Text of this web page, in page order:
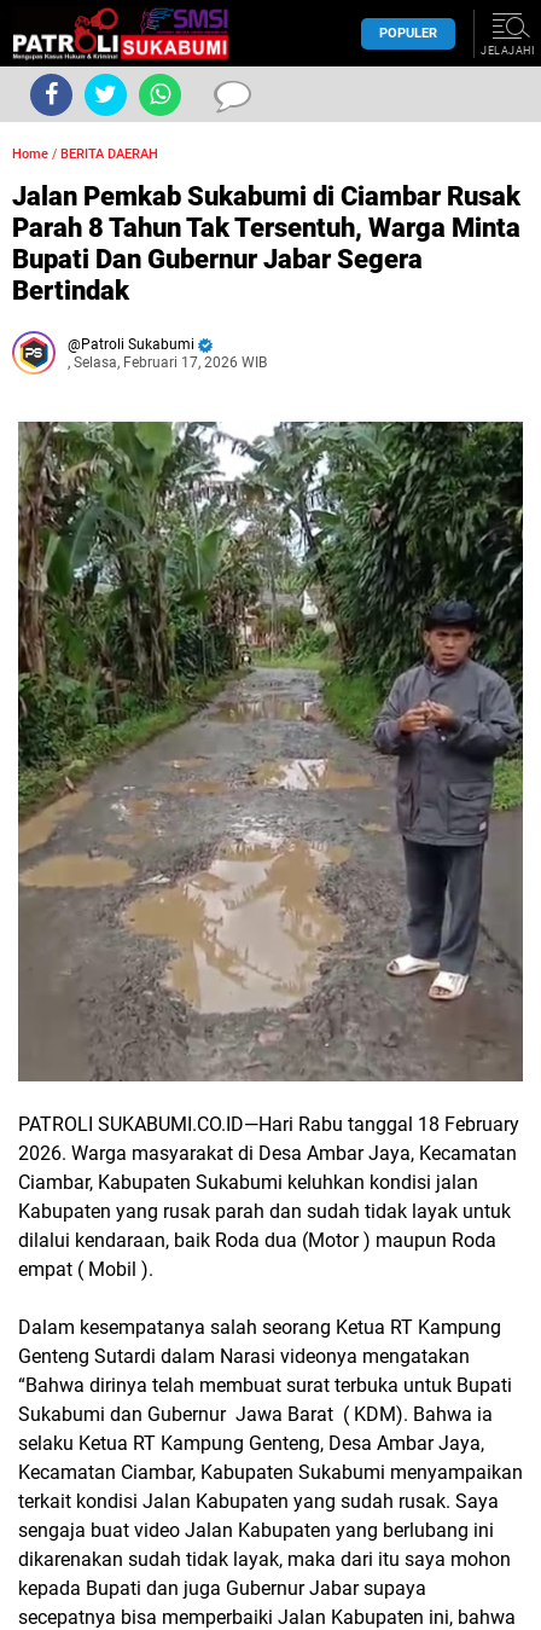
POPULER
JELAJAHI
Home / BERITA DAERAH
Jalan Pemkab Sukabumi di Ciambar Rusak
Parah 8 Tahun Tak Tersentuh, Warga Minta
Bupati Dan Gubernur Jabar Segera
Bertindak
Patroli Sukabumi
, Selasa, Februari 17, 2026 WIB
PATROLI SUKABUMI.CO.ID—Hari Rabu tanggal 18 February
2026. Warga masyarakat di Desa Ambar Jaya, Kecamatan
Ciambar, Kabupaten Sukabumi keluhkan kondisi jalan
Kabupaten yang rusak parah dan sudah tidak layak untuk
dilalui kendaraan, baik Roda dua (Motor ) maupun Roda
empat ( Mobil ).
Dalam kesempatanya salah seorang Ketua RT Kampung
Genteng Sutardi dalam Narasi videonya mengatakan
“Bahwa dirinya telah membuat surat terbuka untuk Bupati
Sukabumi dan Gubernur Jawa Barat ( KDM). Bahwa ia
selaku Ketua RT Kampung Genteng, Desa Ambar Jaya,
Kecamatan Ciambar, Kabupaten Sukabumi menyampaikan
terkait kondisi Jalan Kabupaten yang sudah rusak. Saya
sengaja buat video Jalan Kabupaten yang berlubang ini
dikarenakan sudah tidak layak, maka dari itu saya mohon
kepada Bupati dan juga Gubernur Jabar supaya
secepatnya bisa memperbaiki Jalan Kabupaten ini, bahwa